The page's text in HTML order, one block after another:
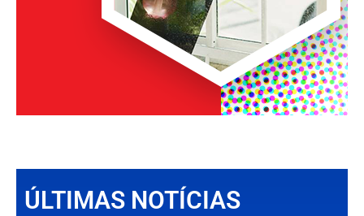
ÚLTIMAS NOTÍCIAS